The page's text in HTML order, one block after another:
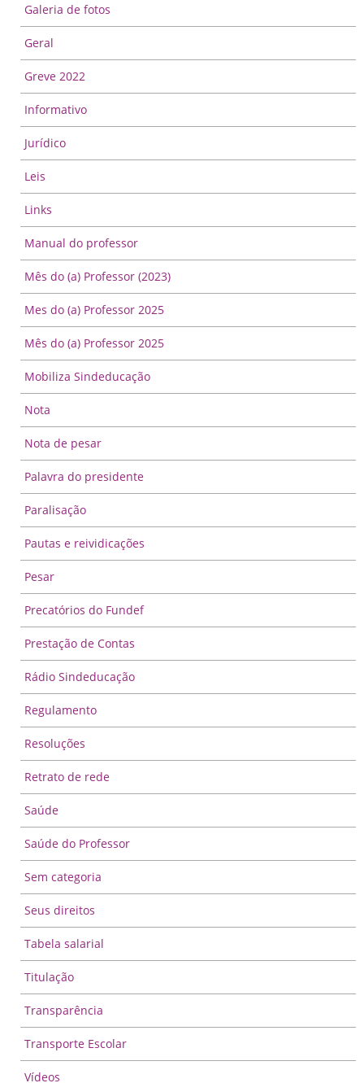
Galeria de fotos
Geral
Greve 2022
Informativo
Jurídico
Leis
Links
Manual do professor
Mês do (a) Professor (2023)
Mes do (a) Professor 2025
Mês do (a) Professor 2025
Mobiliza Sindeducação
Nota
Nota de pesar
Palavra do presidente
Paralisação
Pautas e reividicações
Pesar
Precatórios do Fundef
Prestação de Contas
Rádio Sindeducação
Regulamento
Resoluções
Retrato de rede
Saúde
Saúde do Professor
Sem categoria
Seus direitos
Tabela salarial
Titulação
Transparência
Transporte Escolar
Vídeos